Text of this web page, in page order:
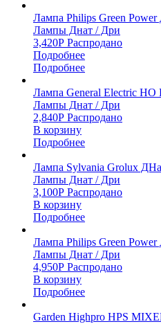
Лампа Philips Green
Лампы Днат / Дри
3,420Р Распродано
Подробнее
Подробнее
Лампа General Electric
Лампы Днат / Дри
2,840Р Распродано
В корзину
Подробнее
Лампа Sylvania Grolux
Лампы Днат / Дри
3,100Р Распродано
В корзину
Подробнее
Лампа Philips Green
Лампы Днат / Дри
4,950Р Распродано
В корзину
Подробнее
Garden Highpro HPS